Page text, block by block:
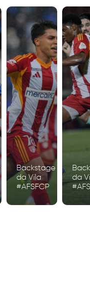
Backstage
da Vila
#AFSFCP
da